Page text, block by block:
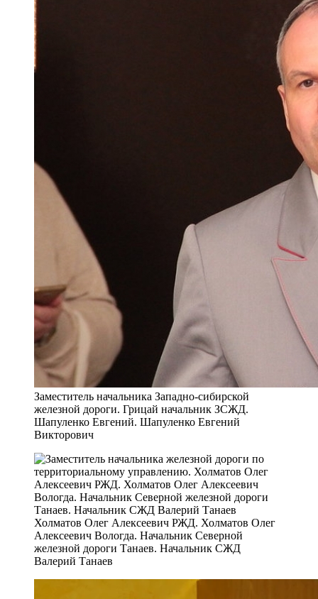
Заместитель начальника Западно-сибирской
железной дороги. Грицай начальник ЗСЖД.
Шапуленко Евгений. Шапуленко Евгений
Викторович
Холматов Олег Алексеевич РЖД. Холматов Олег
Алексеевич Вологда. Начальник Северной
железной дороги Танаев. Начальник СЖД
Валерий Танаев